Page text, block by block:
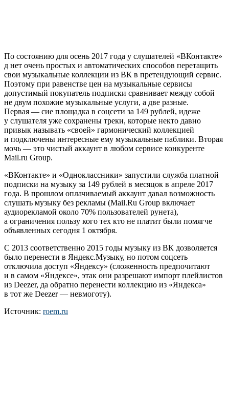
По состоянию для осень 2017 года у слушателей «ВКонтакте»
д нет очень простых и автоматических способов перетащить
свои музыкальные коллекции из ВК в претендующий сервис.
Поэтому при равенстве цен на музыкальные сервисы
допустимый покупатель подписки сравнивает между собой
не двум похожие музыкальные услуги, а две разные.
Первая — сие площадка в соцсети за 149 рублей, идеже
у слушателя уже сохранены треки, которые некто давно
привык называть «своей» гармонический коллекцией
и подключены интересные ему музыкальные паблики. Вторая
мочь — это чистый аккаунт в любом сервисе конкуренте
Mail.ru Group.
«ВКонтакте» и «Одноклассники» запустили служба платной
подписки на музыку за 149 рублей в месяцок в апреле 2017
года. В прошлом оплачиваемый аккаунт давал возможность
слушать музыку без рекламы (Mail.Ru Group включает
аудиорекламой около 70% пользователей рунета),
а ограничения пользу кого тех кто не платит были помягче
объявленных сегодня 1 октября.
С 2013 соответственно 2015 годы музыку из ВК дозволяется
было перенести в Яндекс.Музыку, но потом соцсеть
отключила доступ «Яндексу» (сложенность предпочитают
и в самом «Яндексе», этак они разрешают импорт плейлистов
из Deezer, да обратно перенести коллекцию из «Яндекса»
в тот же Deezer — невмоготу).
Источник: roem.ru